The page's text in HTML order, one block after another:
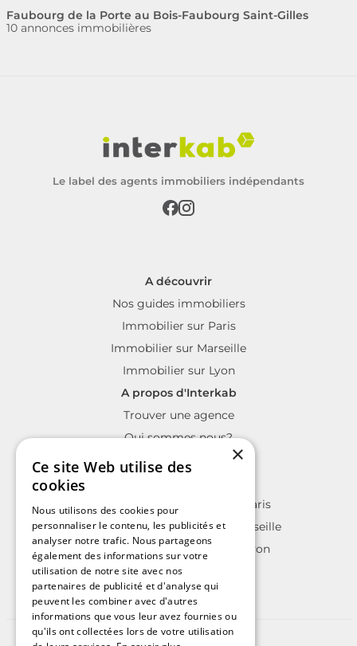
Faubourg de la Porte au Bois-Faubourg Saint-Gilles
10 annonces immobilières
Le label des agents immobiliers indépendants
A découvrir
Nos guides immobiliers
Immobilier sur Paris
Immobilier sur Marseille
Immobilier sur Lyon
A propos d'Interkab
Trouver une agence
Qui sommes nous?
La charte Interkab
Annonces immobilières sur Paris
Annonces immobilières sur Marseille
Annonces immobilières sur Lyon
×
Ce site Web utilise des
cookies
Nous utilisons des cookies pour
personnaliser le contenu, les publicités et
analyser notre trafic. Nous partageons
également des informations sur votre
utilisation de notre site avec nos
partenaires de publicité et d'analyse qui
peuvent les combiner avec d'autres
informations que vous leur avez fournies ou
qu'ils ont collectées lors de votre utilisation